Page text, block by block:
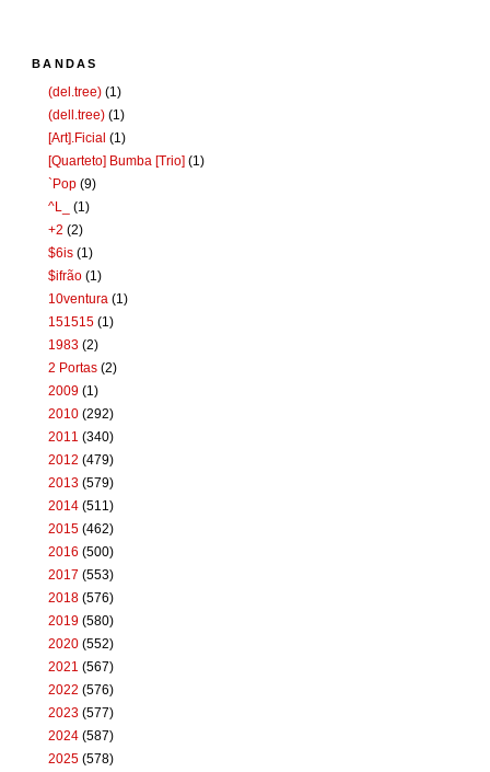
BANDAS
(del.tree) (1)
(dell.tree) (1)
[Art].Ficial (1)
[Quarteto] Bumba [Trio] (1)
`Pop (9)
^L_
(1)
+2 (2)
$6is (1)
$ifrão (1)
10ventura (1)
151515 (1)
1983 (2)
2 Portas (2)
2009 (1)
2010 (292)
2011 (340)
2012 (479)
2013 (579)
2014 (511)
2015 (462)
2016 (500)
2017 (553)
2018 (576)
2019 (580)
2020 (552)
2021 (567)
2022 (576)
2023 (577)
2024 (587)
2025 (578)